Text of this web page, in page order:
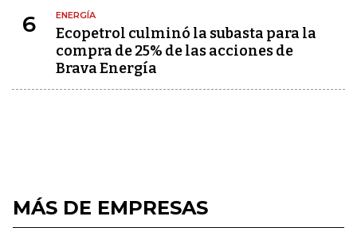
6 ENERGÍA
Ecopetrol culminó la subasta para la
compra de 25% de las acciones de
Brava Energía
MÁS DE EMPRESAS